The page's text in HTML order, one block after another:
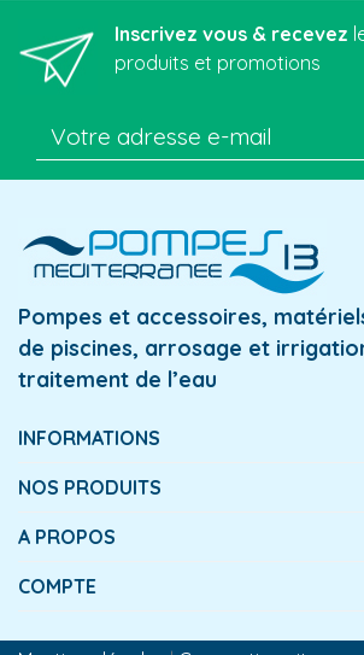
Inscrivez vous & recevez
produits et promotions
Pompes et accessoires,
de piscines, arrosage et
traitement de l’eau
INFORMATIONS
NOS PRODUITS
A PROPOS
COMPTE